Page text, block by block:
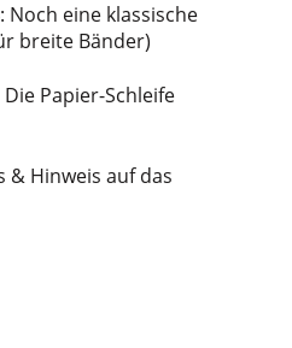
Noch eine klassische
breite Bänder)
Die Papier-Schleife
& Hinweis auf das